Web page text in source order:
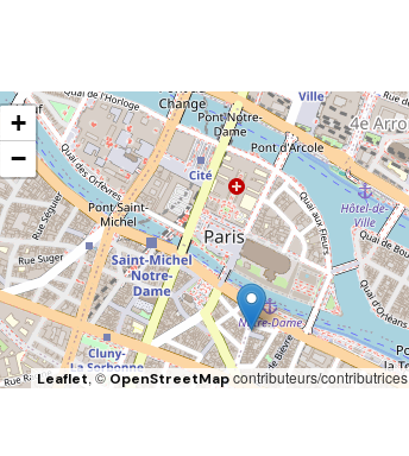
+
−
Leaflet, ©OpenStreetMapcontributeurs/contributrices